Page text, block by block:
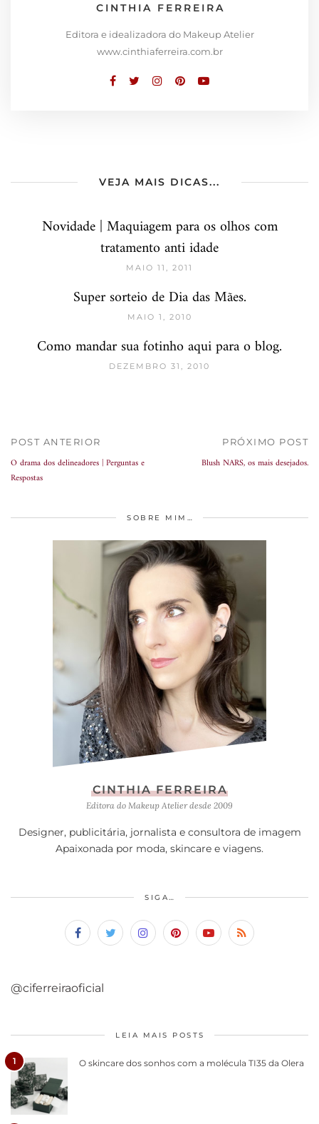
CINTHIA FERREIRA
Editora e idealizadora do Makeup Atelier
www.cinthiaferreira.com.br
VEJA MAIS DICAS...
Novidade | Maquiagem para os olhos com
tratamento anti idade
MAIO 11, 2011
Super sorteio de Dia das Mães.
MAIO 1, 2010
Como mandar sua fotinho aqui para o blog.
DEZEMBRO 31, 2010
POST ANTERIOR
O drama dos delineadores | Perguntas e
Respostas
PRÓXIMO POST
Blush NARS, os mais desejados.
SOBRE MIM…
CINTHIA FERREIRA
Editora do Makeup Atelier desde 2009
Designer, publicitária, jornalista e consultora de imagem
Apaixonada por moda, skincare e viagens.
SIGA…
@ciferreiraoficial
LEIA MAIS POSTS
1 O skincare dos sonhos com a molécula TI35 da Olera